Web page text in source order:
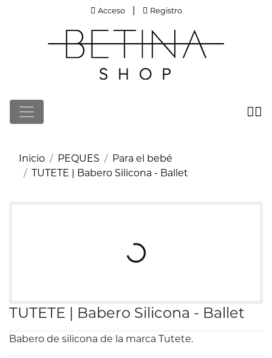
Acceso
Acceso | Registro
Registro
Inicio PEQUES
Para el bebé
TUTETE | Babero Silicona - Ballet
Cargando imágenes de producto
TUTETE | Babero Silicona - Ballet
Babero de silicona de la marca Tutete.